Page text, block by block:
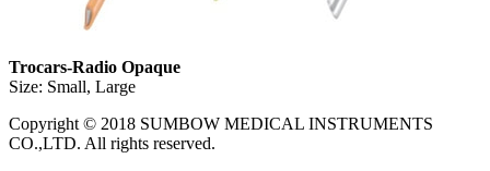
Trocars-Radio Opaque
Size: Small, Large
Copyright © 2018 SUMBOW MEDICAL INSTRUMENTS
CO.,LTD. All rights reserved.